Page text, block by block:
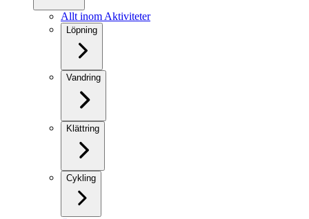
Allt inom Aktiviteter
Löpning
Vandring
Klättring
Cykling